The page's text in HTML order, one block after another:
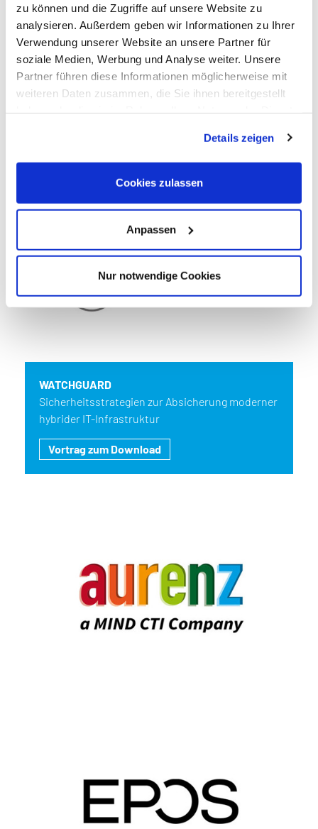
zu können und die Zugriffe auf unsere Website zu
analysieren. Außerdem geben wir Informationen zu Ihrer
Verwendung unserer Website an unsere Partner für
soziale Medien, Werbung und Analyse weiter. Unsere
Partner führen diese Informationen möglicherweise mit
weiteren Daten zusammen, die Sie ihnen bereitgestellt
Verarbeitung Ihrer Daten in den USA ein. Alle weiteren
Informationen zu Cookies finden Sie in unseren
Datenschutzhinweisen.
Details zeigen
Cookies zulassen
Anpassen
Nur notwendige Cookies
Wie maschinelles Lernen und künstliche
Intelligenz Campus Netzwerke performanter
WATCHGUARD
Sicherheitsstrategien zur Absicherung moderner
hybrider IT-Infrastruktur
Vortrag zum Download